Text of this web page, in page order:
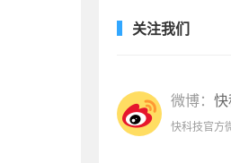
关注我们
微博： 快
快科技官方